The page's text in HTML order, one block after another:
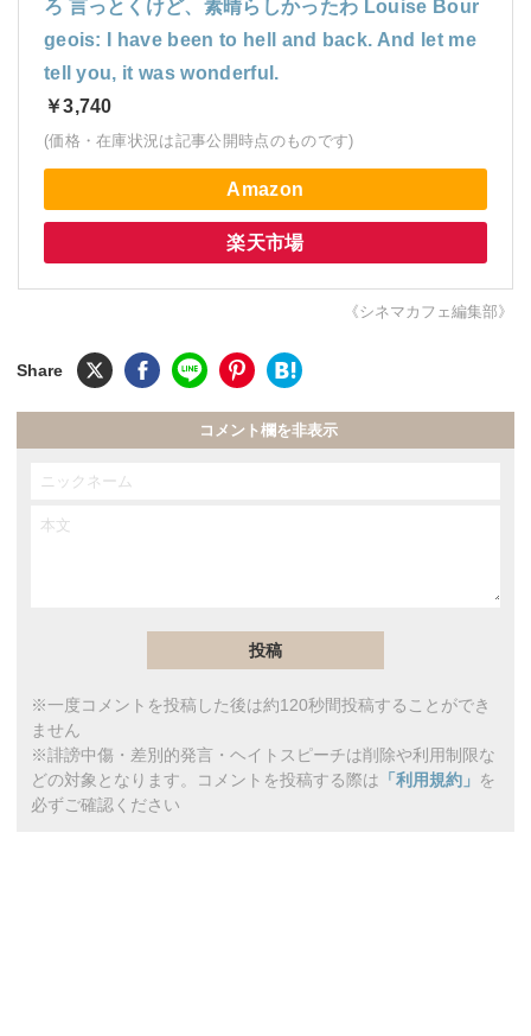
ろ 言っとくけど、素晴らしかったわ Louise Bour
geois: I have been to hell and back. And let me
tell you, it was wonderful.
￥3,740
(価格・在庫状況は記事公開時点のものです)
Amazon
楽天市場
《シネマカフェ編集部》
コメント欄を非表示
※一度コメントを投稿した後は約120秒間投稿することができ
ません
※誹謗中傷・差別的発言・ヘイトスピーチは削除や利用制限な
どの対象となります。コメントを投稿する際は 「利用規約」 を
必ずご確認ください